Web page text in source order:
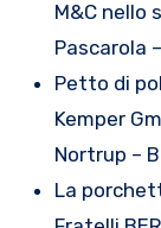
M&C nello
Pascarola
Petto di
Kemper
Nortrup –
La